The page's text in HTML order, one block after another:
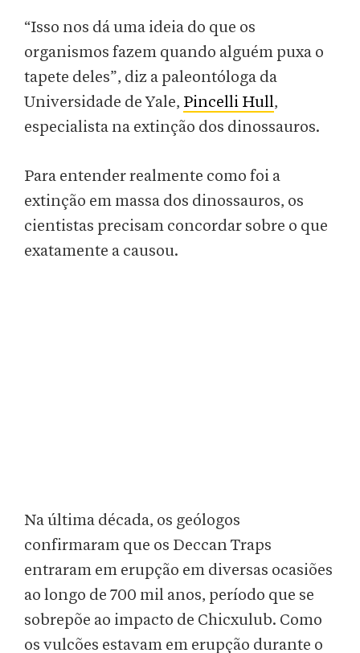
“Isso nos dá uma ideia do que os
organismos fazem quando alguém puxa o
tapete deles”, diz a paleontóloga da
Universidade de Yale, Pincelli Hull,
especialista na extinção dos dinossauros.
Para entender realmente como foi a
extinção em massa dos dinossauros, os
cientistas precisam concordar sobre o que
exatamente a causou.
Na última década, os geólogos
confirmaram que os Deccan Traps
entraram em erupção em diversas ocasiões
ao longo de 700 mil anos, período que se
sobrepõe ao impacto de Chicxulub. Como
os vulcões estavam em erupção durante o